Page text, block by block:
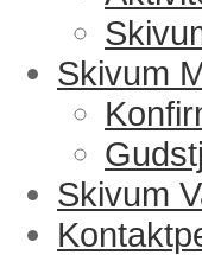
Skivum
Skivum